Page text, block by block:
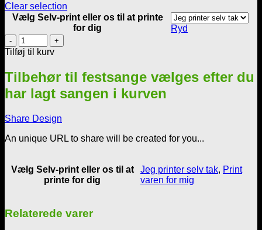
Clear selection
Vælg Selv-print eller os til at printe
for dig
Ryd
Det
er
vores
bryllupsdag
i
dag
Sølvbryllup
antal
Tilføj til kurv
Tilbehør til festsange vælges efter du
har lagt sangen i kurven
Share Design
An unique URL to share will be created for you...
Vælg Selv-print eller os til at
printe for dig
Jeg printer selv tak, Print
varen for mig
Relaterede varer